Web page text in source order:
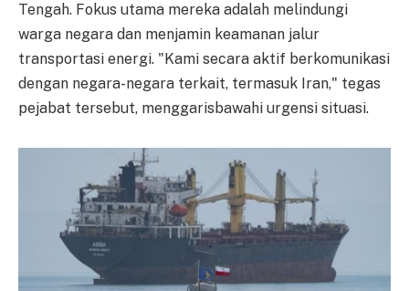
Tengah. Fokus utama mereka adalah melindungi
warga negara dan menjamin keamanan jalur
transportasi energi. "Kami secara aktif berkomunikasi
dengan negara-negara terkait, termasuk Iran," tegas
pejabat tersebut, menggarisbawahi urgensi situasi.